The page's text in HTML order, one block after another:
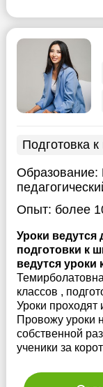
Подготовка
Образование:
Опыт: более
Уроки ведутся
подготовки к
ведутся уроки
классов ,
Уроки проходят
Провожу уроки
собственной
ученики за